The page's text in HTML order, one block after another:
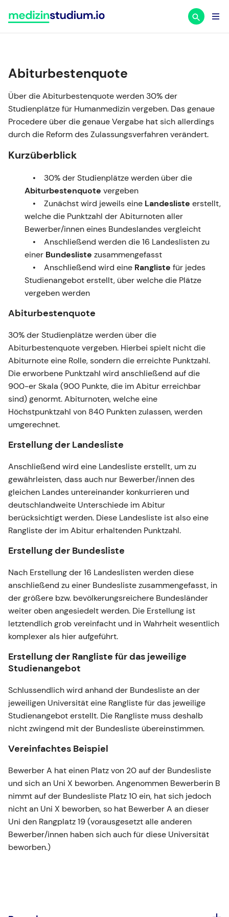
Inhalt
springen
Abiturbestenquote
Über die Abiturbestenquote werden 30% der
Studienplätze für Humanmedizin vergeben. Das genaue
Procedere über die genaue Vergabe hat sich allerdings
durch die Reform des Zulassungsverfahren verändert.
Kurzüberblick
30% der Studienplätze werden über die
Abiturbestenquote vergeben
Zunächst wird jeweils eine Landesliste erstellt,
welche die Punktzahl der Abiturnoten aller
Bewerber/innen eines Bundeslandes vergleicht
Anschließend werden die 16 Landeslisten zu
einer Bundesliste zusammengefasst
Anschließend wird eine Rangliste für jedes
Studienangebot erstellt, über welche die Plätze
vergeben werden
Abiturbestenquote
30% der Studienplätze werden über die
Abiturbestenquote vergeben. Hierbei spielt nicht die
Abiturnote eine Rolle, sondern die erreichte Punktzahl.
Die erworbene Punktzahl wird anschließend auf die
900-er Skala (900 Punkte, die im Abitur erreichbar
sind) genormt. Abiturnoten, welche eine
Höchstpunktzahl von 840 Punkten zulassen, werden
umgerechnet.
Erstellung der Landesliste
Anschließend wird eine Landesliste erstellt, um zu
gewährleisten, dass auch nur Bewerber/innen des
gleichen Landes untereinander konkurrieren und
deutschlandweite Unterschiede im Abitur
berücksichtigt werden. Diese Landesliste ist also eine
Rangliste der im Abitur erhaltenden Punktzahl.
Erstellung der Bundesliste
Nach Erstellung der 16 Landeslisten werden diese
anschließend zu einer Bundesliste zusammengefasst, in
der größere bzw. bevölkerungsreichere Bundesländer
weiter oben angesiedelt werden. Die Erstellung ist
letztendlich grob vereinfacht und in Wahrheit wesentlich
komplexer als hier aufgeführt.
Erstellung der Rangliste für das jeweilige
Studienangebot
Schlussendlich wird anhand der Bundesliste an der
jeweiligen Universität eine Rangliste für das jeweilige
Studienangebot erstellt. Die Rangliste muss deshalb
nicht zwingend mit der Bundesliste übereinstimmen.
Vereinfachtes Beispiel
Bewerber A hat einen Platz von 20 auf der Bundesliste
und sich an Uni X beworben. Angenommen Bewerberin B
nimmt auf der Bundesliste Platz 10 ein, hat sich jedoch
nicht an Uni X beworben, so hat Bewerber A an dieser
Uni den Rangplatz 19 (vorausgesetzt alle anderen
Bewerber/innen haben sich auch für diese Universität
beworben.)